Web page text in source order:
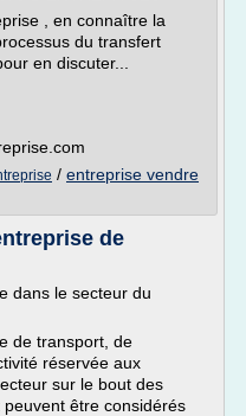
, en connaître la
du transfert
en discuter...
/ entreprise vendre
de
dans le secteur du
de transport, de
réservée aux
sur le bout des
être considérés